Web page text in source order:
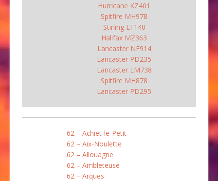
Hurricane KZ401
Spitfire MH978
Stirling EF140
Halifax MZ363
Lancaster NF914
Lancaster PD235
Lancaster LM738
Spitfire MH878
Lancaster PD295
62 – Achiet-le-Petit
62 – Aix-Noulette
62 – Allouagne
62 – Ambleteuse
62 – Arques